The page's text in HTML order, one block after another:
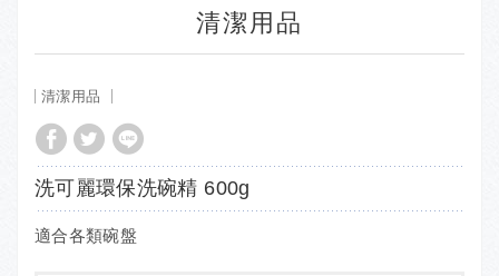
清潔用品
清潔用品
洗可麗環保洗碗精 600g
適合各類碗盤